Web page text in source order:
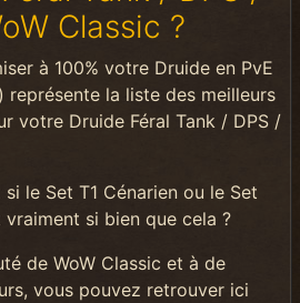
Classic ?
à 100% votre Druide en PvE
représente la liste des meilleurs
votre Druide Féral Tank / DPS /
le Set T1 Cénarien ou le Set
si bien que cela ?
de WoW Classic et à de
vous pouvez retrouver ici